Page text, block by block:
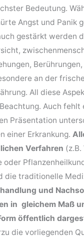
Bedeutung.
Angst und Panik
gestärkt werden
Berührungen,
an der
All diese
Auch fehlt
Präsentation
einer Erkrankung.
Verfahren
die traditionelle
und
in gleichem Maß
öffentlich
die vorliegenden